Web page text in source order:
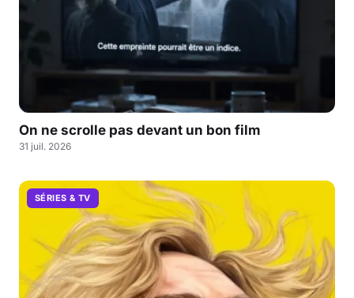
On ne scrolle pas devant un bon film
31 juil. 2026
SÉRIES & TV